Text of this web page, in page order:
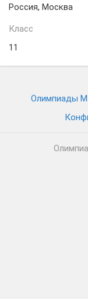
Россия, Москва
Класс
11
Олимпиады